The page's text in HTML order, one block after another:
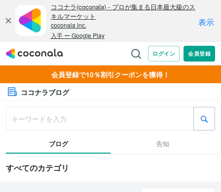
会員登録で10％割引クーポンを獲得！
ココナラブログ
ブログ 告知
すべてのカテゴリ